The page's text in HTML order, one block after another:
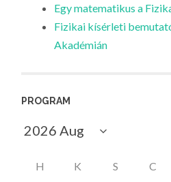
Egy matematikus a
Fizikai kísérleti
Akadémián
PROGRAM
H K S C